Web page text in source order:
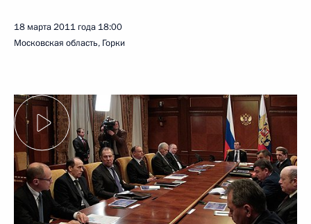
18 марта 2011 года 18:00
Московская область, Горки